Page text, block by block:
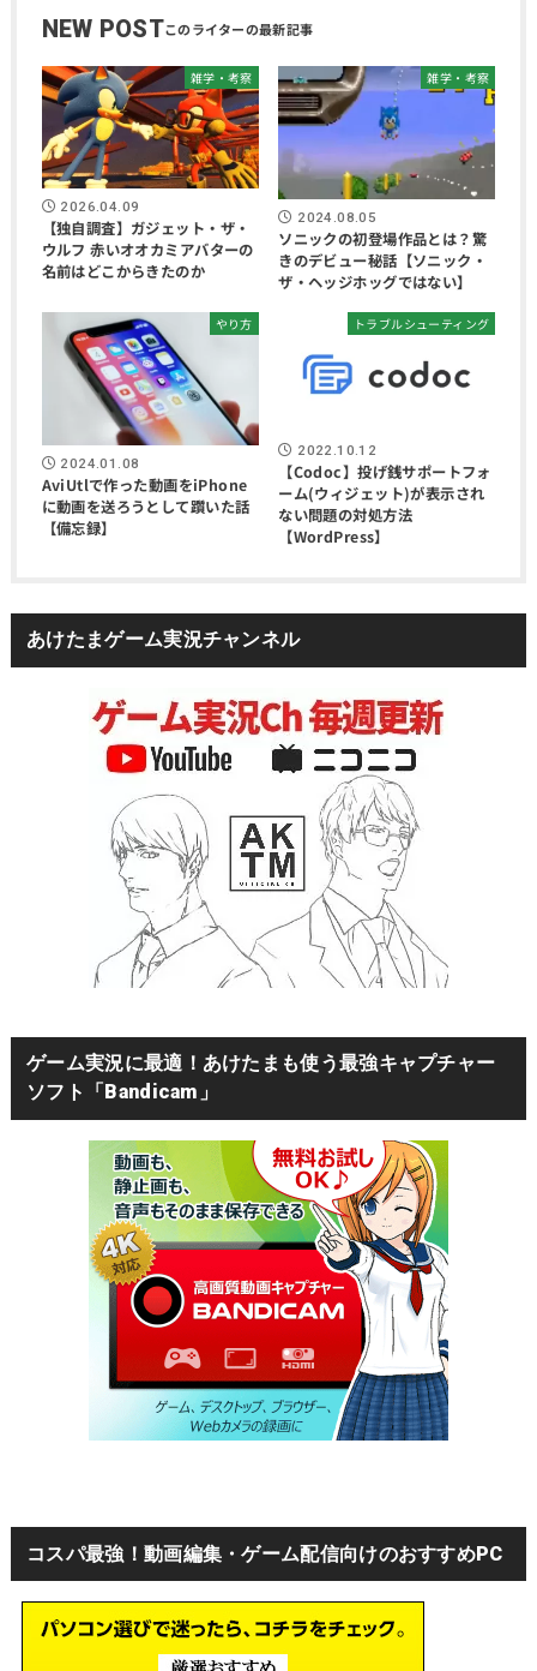
NEW POST
雑学・考察
2026.04.09
【独自調査】ガジェット・ザ・
ウルフ 赤いオオカミアバターの
名前はどこからきたのか
雑学・考察
2024.08.05
ソニックの初登場作品とは？驚
きのデビュー秘話【ソニック・
ザ・ヘッジホッグではない】
やり方
2024.01.08
AviUtlで作った動画をiPhone
に動画を送ろうとして躓いた話
【備忘録】
トラブルシューティング
2022.10.12
【Codoc】投げ銭サポートフォ
ーム(ウィジェット)が表示され
ない問題の対処方法
【WordPress】
あけたまゲーム実況チャンネル
ゲーム実況に最適！あけたまも使う最強キャプチャー
ソフト「Bandicam」
コスパ最強！動画編集・ゲーム配信向けのおすすめPC